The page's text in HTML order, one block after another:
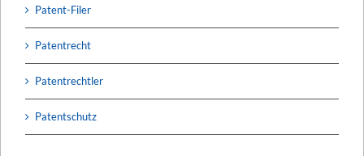
Patent-Filer
Patentrecht
Patentrechtler
Patentschutz